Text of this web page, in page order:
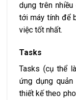
dụng trên
tới máy tính để
việc tốt nhất.
Tasks
Tasks (cụ thể
ứng dụng
thiết kế theo